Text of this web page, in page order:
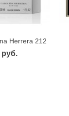
просмотр
Herrera 212
руб.